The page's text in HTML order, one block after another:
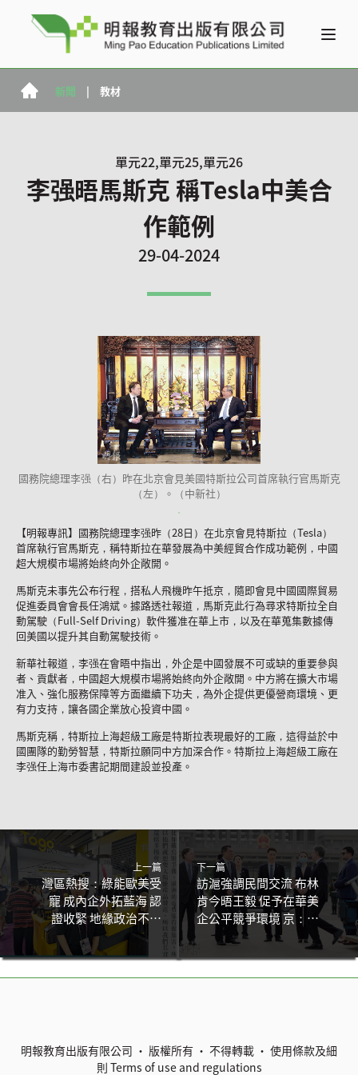
新聞 | 教材
單元22,單元25,單元26
李强晤馬斯克 稱Tesla中美合
作範例
29-04-2024
國務院總理李强（右）昨在北京會見美國特斯拉公司首席執行官馬斯克
（左）。（中新社）
【明報專訊】國務院總理李强昨（28日）在北京會見特斯拉（Tesla）
首席執行官馬斯克，稱特斯拉在華發展為中美經貿合作成功範例，中國
超大規模市場將始終向外企敞開。
馬斯克未事先公布行程，搭私人飛機昨午抵京，隨即會見中國國際貿易
促進委員會會長任鴻斌。據路透社報道，馬斯克此行為尋求特斯拉全自
動駕駛（Full-Self Driving）軟件獲准在華上市，以及在華蒐集數據傳
回美國以提升其自動駕駛技術。
新華社報道，李强在會晤中指出，外企是中國發展不可或缺的重要參與
者、貢獻者，中國超大規模市場將始終向外企敞開。中方將在擴大市場
准入、強化服務保障等方面繼續下功夫，為外企提供更優營商環境、更
有力支持，讓各國企業放心投資中國。
馬斯克稱，特斯拉上海超級工廠是特斯拉表現最好的工廠，這得益於中
國團隊的勤勞智慧，特斯拉願同中方加深合作。特斯拉上海超級工廠在
李强任上海市委書記期間建設並投產。
上一篇
灣區熱搜：綠能歐美受
寵 成內企外拓藍海 認
證收緊 地緣政治不穩
危中有機
下一篇
訪滬強調民間交流 布林
肯今晤王毅 促予在華美
企公平競爭環境 京：盼
美遵世貿規則
明報教育出版有限公司 • 版權所有 • 不得轉載 • 使用條款及細
則 Terms of use and regulations